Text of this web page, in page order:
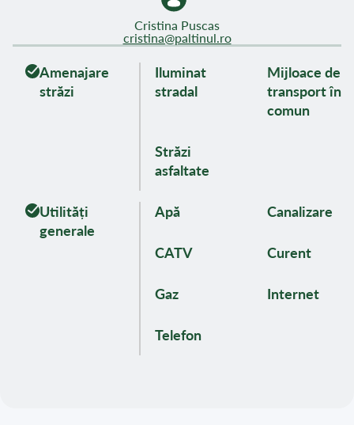
Cristina Puscas
cristina@paltinul.ro
Amenajare
străzi
Iluminat
stradal
Mijloace de
transport în
comun
Străzi
asfaltate
Utilități
generale
Apă Canalizare
CATV Curent
Gaz Internet
Telefon